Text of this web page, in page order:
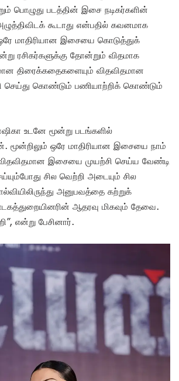
பொழுது படத்தின் இசை நடிகர்களின்
கூடாது என்பதில் கவனமாக
மாதிரியான இசையை கொடுத்துக்
ரசிகர்களுக்கு தோன்றும் விதமாக
திரைக்கதைகளையும் விதவிதமான
செய்து கொண்டும் பணியாற்றிக் கொண்டும்
உடனே மூன்று படங்களில்
மூன்றிலும் ஒரே மாதிரியான இசையை நாம்
விதவிதமான இசையை முயற்சி செய்ய வேண்டி
சில வெற்றி அடையும் சில
அனுபவத்தை கற்றுக்
ஆதரவு மிகவும் தேவை.
என்று பேசினார்.